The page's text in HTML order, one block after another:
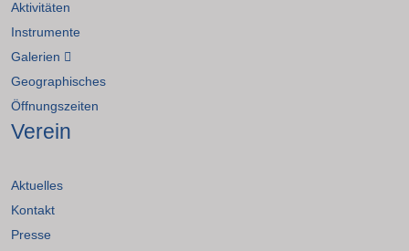
Aktivitäten
Instrumente
Galerien
Geographisches
Öffnungszeiten
Verein
Aktuelles
Kontakt
Presse